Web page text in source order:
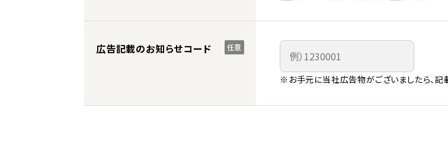
広告記載のお知らせコード 任意
※お手元に当社広告物がございましたら、記